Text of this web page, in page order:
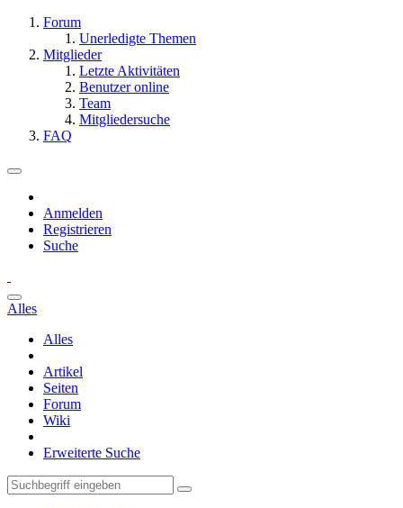
Forum
Unerledigte Themen
Mitglieder
Letzte Aktivitäten
Benutzer online
Team
Mitgliedersuche
FAQ
Anmelden
Registrieren
Suche
Alles
Alles
Artikel
Seiten
Forum
Wiki
Erweiterte Suche